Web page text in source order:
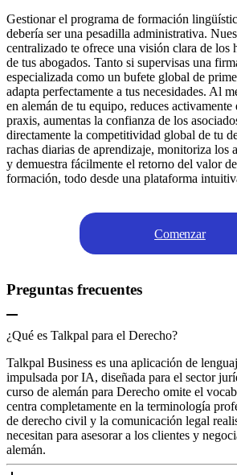
Gestionar el programa de formación
debería ser una pesadilla administrativa.
centralizado te ofrece una visión clara de los
de tus abogados. Tanto si supervisas una
especializada como un bufete global de
adapta perfectamente a tus necesidades. Al
en alemán de tu equipo, reduces activamente
praxis, aumentas la confianza de los
directamente la competitividad global de tu
rachas diarias de aprendizaje, monitoriza los
y demuestra fácilmente el retorno del valor
formación, todo desde una plataforma
Comenzar
Preguntas frecuentes
¿Qué es Talkpal para el Derecho?
Talkpal Business es una aplicación de
impulsada por IA, diseñada para el sector
curso de alemán para Derecho omite el
centra completamente en la terminología
de derecho civil y la comunicación legal
necesitan para asesorar a los clientes y
alemán.